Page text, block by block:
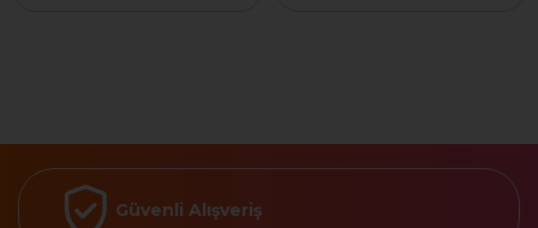
Güvenli Alışveriş